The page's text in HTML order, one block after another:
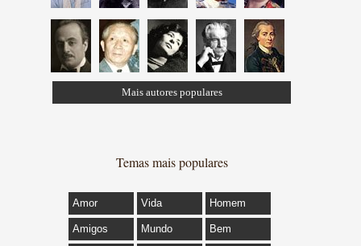
Mais autores populares
Temas mais populares
Amor Vida Homem
Amigos Mundo Bem